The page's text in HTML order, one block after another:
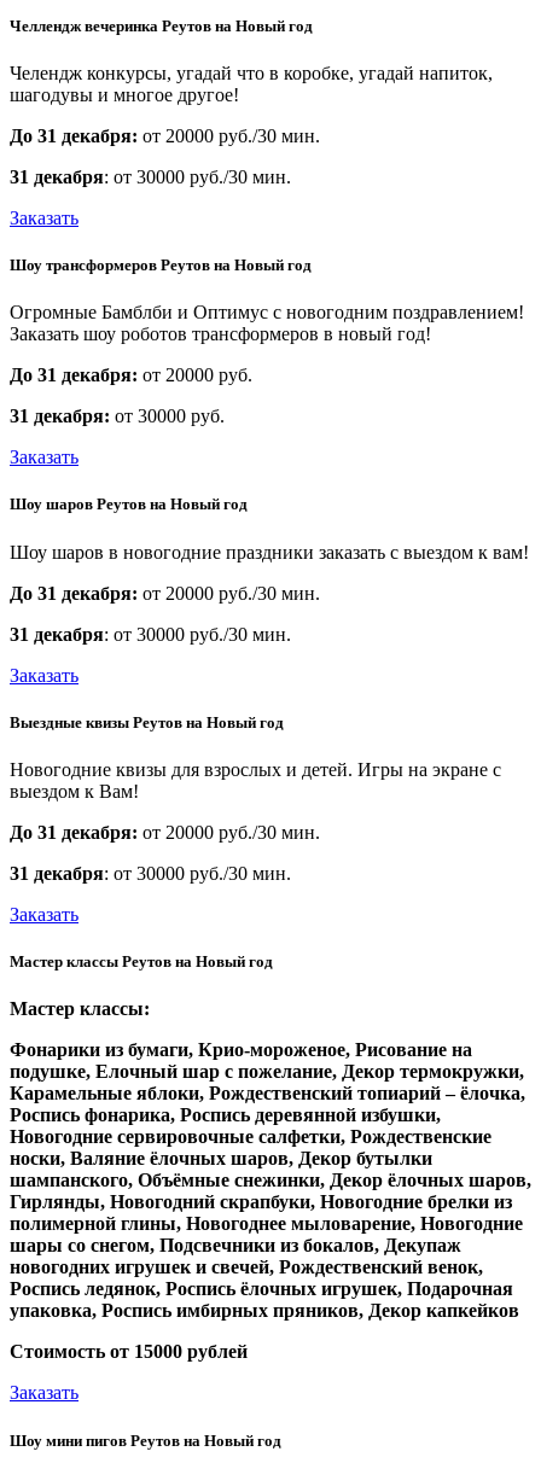
Челлендж вечеринка Реутов на Новый год
Челендж конкурсы, угадай что в коробке, угадай напиток,
шагодувы и многое другое!
До 31 декабря: от 20000 руб./30 мин.
31 декабря: от 30000 руб./30 мин.
Заказать
Шоу трансформеров Реутов на Новый год
Огромные Бамблби и Оптимус с новогодним поздравлением!
Заказать шоу роботов трансформеров в новый год!
До 31 декабря: от 20000 руб.
31 декабря: от 30000 руб.
Заказать
Шоу шаров Реутов на Новый год
Шоу шаров в новогодние праздники заказать с выездом к вам!
До 31 декабря: от 20000 руб./30 мин.
31 декабря: от 30000 руб./30 мин.
Заказать
Выездные квизы Реутов на Новый год
Новогодние квизы для взрослых и детей. Игры на экране с
выездом к Вам!
До 31 декабря: от 20000 руб./30 мин.
31 декабря: от 30000 руб./30 мин.
Заказать
Мастер классы Реутов на Новый год
Мастер классы:
Фонарики из бумаги, Крио-мороженое, Рисование на
подушке, Елочный шар с пожелание, Декор термокружки,
Карамельные яблоки, Рождественский топиарий – ёлочка,
Роспись фонарика, Роспись деревянной избушки,
Новогодние сервировочные салфетки, Рождественские
носки, Валяние ёлочных шаров, Декор бутылки
шампанского, Объёмные снежинки, Декор ёлочных шаров,
Гирлянды, Новогодний скрапбуки, Новогодние брелки из
полимерной глины, Новогоднее мыловарение, Новогодние
шары со снегом, Подсвечники из бокалов, Декупаж
новогодних игрушек и свечей, Рождественский венок,
Роспись ледянок, Роспись ёлочных игрушек, Подарочная
упаковка, Роспись имбирных пряников, Декор капкейков
Стоимость от 15000 рублей
Заказать
Шоу мини пигов Реутов на Новый год